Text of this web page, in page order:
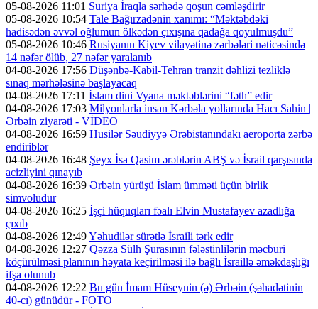
05-08-2026 11:01 Suriya İraqla sərhədə qoşun cəmləşdirir
05-08-2026 10:54 Tale Bağırzadənin xanımı: “Məktəbdəki
hadisədən əvvəl oğlumun ölkədən çıxışına qadağa qoyulmuşdu”
05-08-2026 10:46 Rusiyanın Kiyev vilayətinə zərbələri nəticəsində
14 nəfər ölüb, 27 nəfər yaralanıb
04-08-2026 17:56 Düşənbə-Kabil-Tehran tranzit dəhlizi tezliklə
sınaq mərhələsinə başlayacaq
04-08-2026 17:11 İslam dini Vyana məktəblərini “fəth” edir
04-08-2026 17:03 Milyonlarla insan Kərbəla yollarında Hacı Sahin |
Ərbəin ziyarəti - VİDEO
04-08-2026 16:59 Husilər Səudiyyə Ərəbistanındakı aeroporta zərbə
endiriblər
04-08-2026 16:48 Şeyx İsa Qasim ərəblərin ABŞ və İsrail qarşısında
acizliyini qınayıb
04-08-2026 16:39 Ərbəin yürüşü İslam ümməti üçün birlik
simvoludur
04-08-2026 16:25 İşçi hüquqları fəalı Elvin Mustafayev azadlığa
çıxıb
04-08-2026 12:49Yəhudilər sürətlə İsraili tərk edir
04-08-2026 12:27 Qəzza Sülh Şurasının fələstinlilərin məcburi
köçürülməsi planının həyata keçirilməsi ilə bağlı İsraillə əməkdaşlığı
ifşa olunub
04-08-2026 12:22 Bu gün İmam Hüseynin (ə) Ərbəin (şəhadətinin
40-cı) günüdür - FOTO